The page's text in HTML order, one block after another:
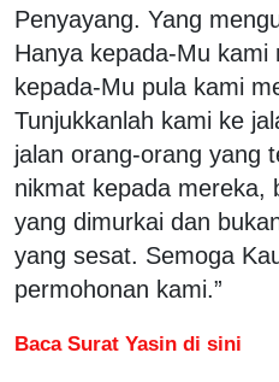
Penyayang. Yang
Hanya kepada-Mu kami
kepada-Mu pula kami
Tunjukkanlah kami ke
jalan orang-orang yang
nikmat kepada mereka,
yang dimurkai dan
yang sesat. Semoga
permohonan kami.”
Baca Surat Yasin di sini